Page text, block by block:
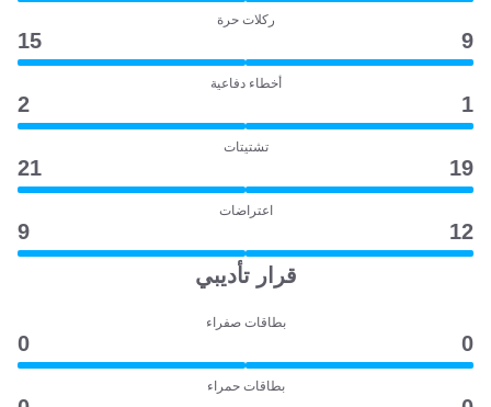
ركلات حرة
9
15
أخطاء دفاعية
1
2
تشتيتات
19
21
اعتراضات
12
9
قرار تأديبي
بطاقات صفراء
0
0
بطاقات حمراء